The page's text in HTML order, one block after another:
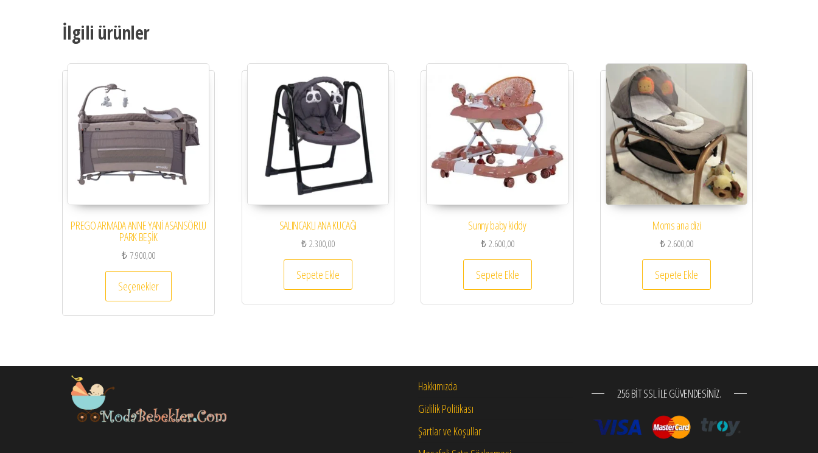
İlgili ürünler
PREGO ARMADA ANNE YANİ ASANSÖRLÜ
PARK BEŞİK
₺ 7.900,00
Seçenekler
Bu ürünün birden fazla varyasyonu var. Seçenekler ürün sayfasından seçilebilir
SALINCAKLI ANA KUCAĞI
₺2.300,00
Sepete Ekle
Sunny baby kiddy
₺2.600,00
Sepete Ekle
Moms ana dizi
₺2.600,00
Sepete Ekle
Hakkımızda
Gizlilik Politikası
Şartlar ve Koşullar
256 BIT SSL ILE GÜVENDESINIZ.